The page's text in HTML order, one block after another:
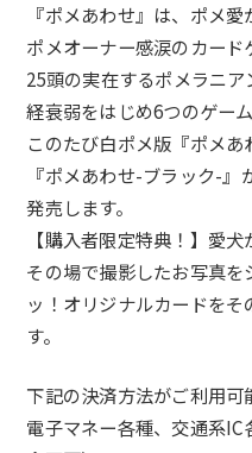
『ポメあわせ』は、ポメ
ポメオーナー感涙のカード
25頭の実在するポメラニ
経衰弱をはじめ6つのゲー
このたび白ポメ版『ポメ
『ポメあわせ-ブラック-
発売します。
【購入者限定特典！】愛
その場で撮影したお写真
ッ！オリジナルカードを
す。
下記の決済方法がご利用可
電子マネー各種、交通系